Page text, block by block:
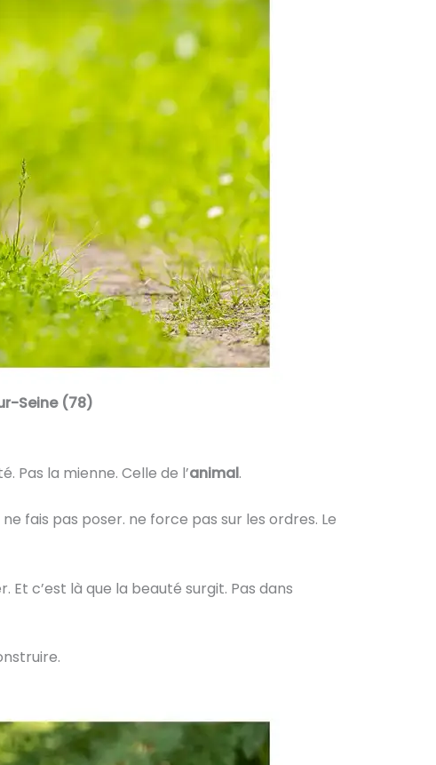
Seine (78)
Pas la mienne. Celle de l’animal.
fais pas poser. ne force pas sur les ordres. Le
c’est là que la beauté surgit. Pas dans